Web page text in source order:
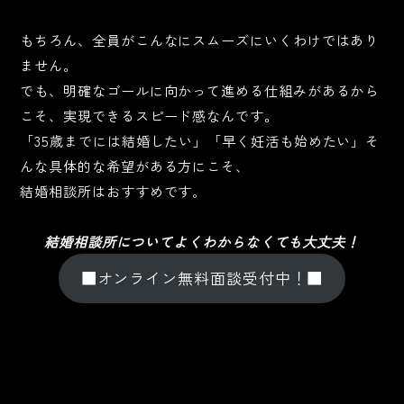
もちろん、全員がこんなにスムーズにいくわけではあり
ません。
でも、明確なゴールに向かって進める仕組みがあるから
こそ、実現できるスピード感なんです。
「35歳までには結婚したい」「早く妊活も始めたい」そ
んな具体的な希望がある方にこそ、
結婚相談所はおすすめです。
結婚相談所についてよくわからなくても大丈夫！
■オンライン無料面談受付中！■